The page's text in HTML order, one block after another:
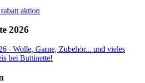
2026
- Wolle, Garne, Zubehör... und vieles
bei Buttinette!